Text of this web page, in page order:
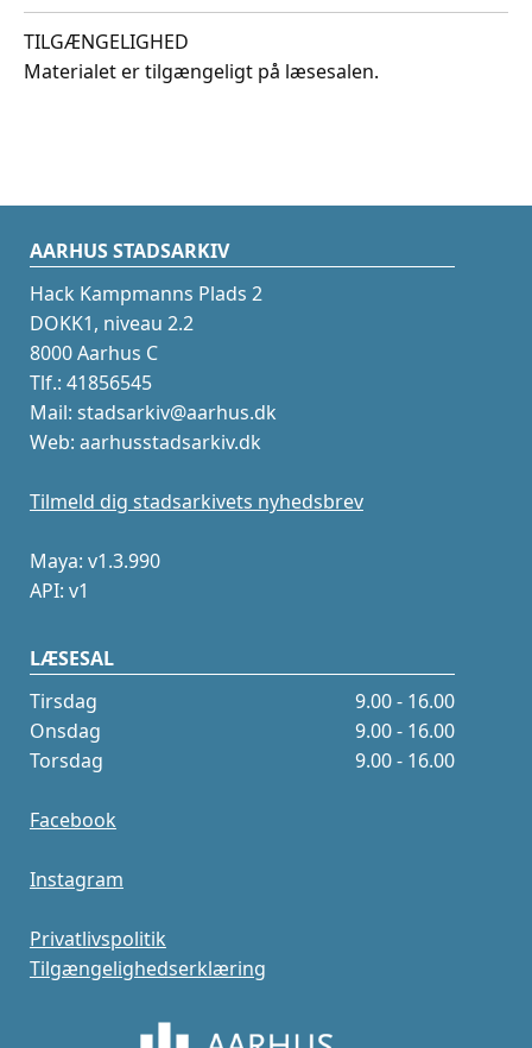
TILGÆNGELIGHED
Materialet er tilgængeligt på læsesalen.
AARHUS STADSARKIV
Hack Kampmanns Plads 2
DOKK1, niveau 2.2
8000 Aarhus C
Tlf.: 41856545
Mail: stadsarkiv@aarhus.dk
Web: aarhusstadsarkiv.dk
Tilmeld dig stadsarkivets nyhedsbrev
Maya: v1.3.990
API: v1
LÆSESAL
Tirsdag
9.00 - 16.00
Onsdag
9.00 - 16.00
Torsdag
9.00 - 16.00
Facebook
Instagram
Privatlivspolitik
Tilgængelighedserklæring